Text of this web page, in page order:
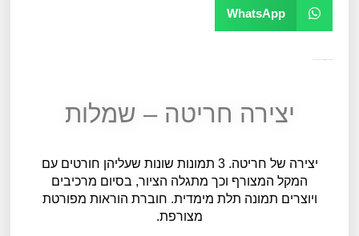
WhatsApp
יצירה חריטה – שמלות
יצירה של חריטה. 3 תמונות שונות שעליהן חורטים עם
המקל המצורף וכך מתגלה הציור, בסיום מרכיבים
ויוצרים תמונה תלת מימדית. חוברת הוראות מפורטת
מצורפת.